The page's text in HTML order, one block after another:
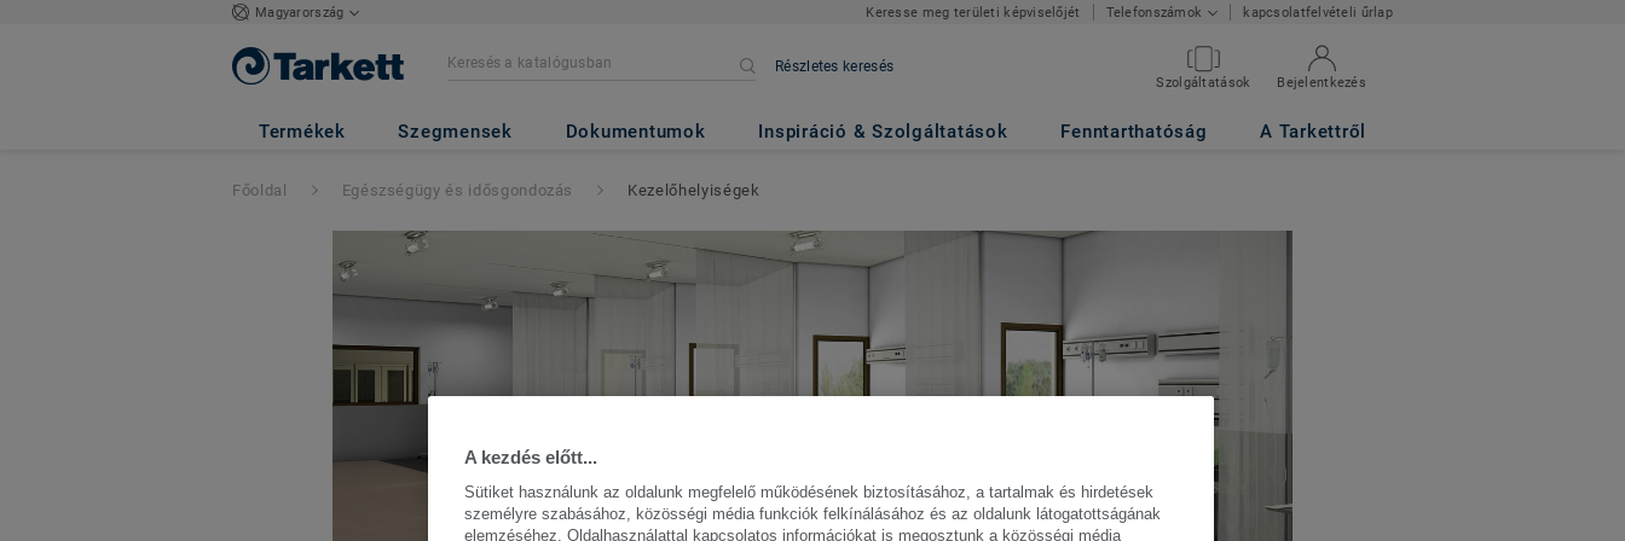
Magyarország Keresse meg területi képviselőjét Telefonszámok kapcsolatfelvételi űrlap
Részletes keresés
Szolgáltatások Bejelentkezés
Termékek Szegmensek Dokumentumok Inspiráció & Szolgáltatások Fenntarthatóság A Tarkettről
Főoldal Egészségügy és idősgondozás Kezelőhelyiségek
A kezdés előtt...
Sütiket használunk az oldalunk megfelelő működésének biztosításához, a tartalmak és hirdetések
személyre szabásához, közösségi média funkciók felkínálásához és az oldalunk látogatottságának
elemzéséhez. Oldalhasználattal kapcsolatos információkat is megosztunk a közösségi média